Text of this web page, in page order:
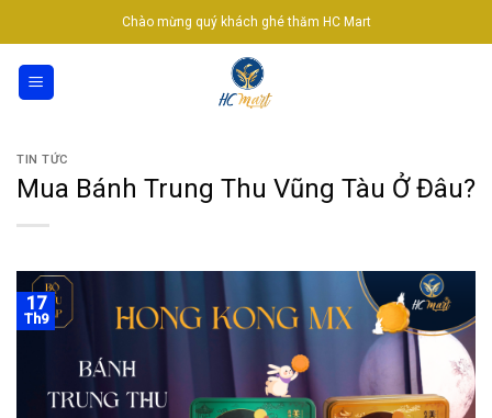
to
content
Chào mừng quý khách ghé thăm HC Mart
TIN TỨC
Mua Bánh Trung Thu Vũng Tàu Ở Đâu?
17
Th9